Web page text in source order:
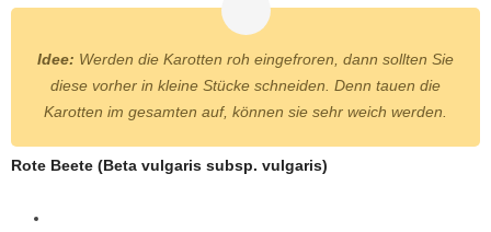
Idee: Werden die Karotten roh eingefroren, dann sollten Sie
diese vorher in kleine Stücke schneiden. Denn tauen die
Karotten im gesamten auf, können sie sehr weich werden.
Rote Beete (Beta vulgaris subsp. vulgaris)